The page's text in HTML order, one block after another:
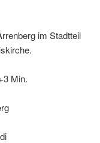
im Stadtteil
Min.